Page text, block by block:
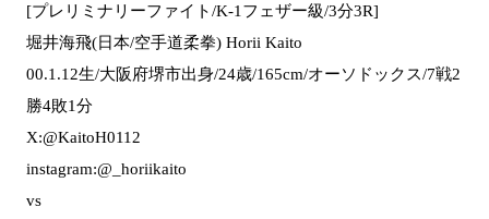
[プレリミナリーファイト/K-1フェザー級/3分3R]
堀井海飛(日本/空手道柔拳) Horii Kaito
00.1.12生/大阪府堺市出身/24歳/165cm/オーソドックス/7戦2
勝4敗1分
X:@KaitoH0112
instagram:@_horiikaito
vs